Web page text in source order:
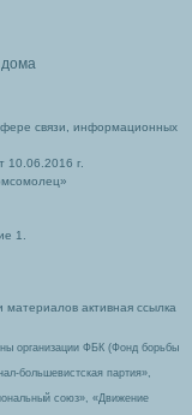
связи, информационных
г.
1.
активная ссылка
организации ФБК (Фонд борьбы
большевистская партия»,
союз», «Движение